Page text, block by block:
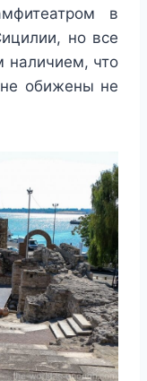
в
но все
наличием, что
обижены не